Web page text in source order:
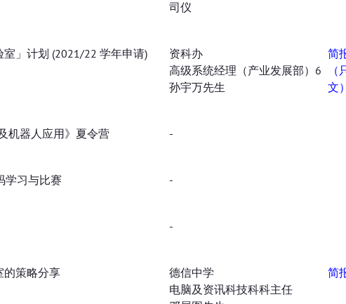
司仪
室」计划 (2021/22 学年申请)
资科办
高级系统经理（产业发展部）6
孙宇万先生
简
文）
机器人应用》夏令营 -
学习与比赛 -
-
的策略分享
德信中学
电脑及资讯科技科科主任
简